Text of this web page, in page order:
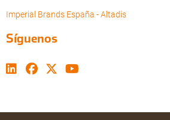
Imperial Brands España - Altadis
Síguenos